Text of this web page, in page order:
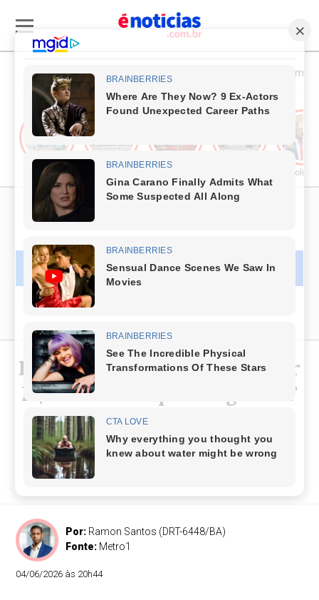
Esporte & Cultura Política & Economia
Publieditorial Política
Drogasil é condenada a pagar
R$ 10 milhões por exigir CPF
para conceder descontos
Justiça do Maranhão determina fim da prática e
exige política transparente para coleta de dados
Por: Ramon Santos (DRT-6448/BA)
Fonte: Metro1
04/06/2026 às 20h44